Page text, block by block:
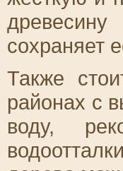
сохраняет
Также
районах с
воду,